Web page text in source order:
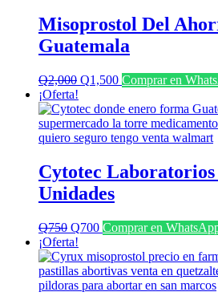
Misoprostol Del
Guatemala
Q2,000 El
original
era:
Q2,000.
Q1,500El
actual
es:
Q1,500.
Comprar en
¡Oferta!
Cytotec
Unidades
Q750 El
precio
original
era:
Q750.
Q700El
actual
es:
Q700.
Comprar en
¡Oferta!